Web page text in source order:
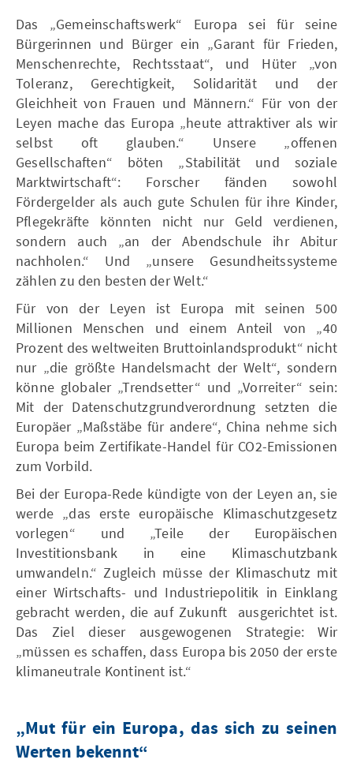
Das „Gemeinschaftswerk“ Europa sei für seine
Bürgerinnen und Bürger ein „Garant für Frieden,
Menschenrechte, Rechtsstaat“, und Hüter „von
Toleranz, Gerechtigkeit, Solidarität und der
Gleichheit von Frauen und Männern.“ Für von der
Leyen mache das Europa „heute attraktiver als wir
selbst oft glauben.“ Unsere „offenen
Gesellschaften“ böten „Stabilität und soziale
Marktwirtschaft“: Forscher fänden sowohl
Fördergelder als auch gute Schulen für ihre Kinder,
Pflegekräfte könnten nicht nur Geld verdienen,
sondern auch „an der Abendschule ihr Abitur
nachholen.“ Und „unsere Gesundheitssysteme
zählen zu den besten der Welt.“
Für von der Leyen ist Europa mit seinen 500
Millionen Menschen und einem Anteil von „40
Prozent des weltweiten Bruttoinlandsprodukt“ nicht
nur „die größte Handelsmacht der Welt“, sondern
könne globaler „Trendsetter“ und „Vorreiter“ sein:
Mit der Datenschutzgrundverordnung setzten die
Europäer „Maßstäbe für andere“, China nehme sich
Europa beim Zertifikate-Handel für CO2-Emissionen
zum Vorbild.
Bei der Europa-Rede kündigte von der Leyen an, sie
werde „das erste europäische Klimaschutzgesetz
vorlegen“ und „Teile der Europäischen
Investitionsbank in eine Klimaschutzbank
umwandeln.“ Zugleich müsse der Klimaschutz mit
einer Wirtschafts- und Industriepolitik in Einklang
gebracht werden, die auf Zukunft ausgerichtet ist.
Das Ziel dieser ausgewogenen Strategie: Wir
„müssen es schaffen, dass Europa bis 2050 der erste
klimaneutrale Kontinent ist.“
„Mut für ein Europa, das sich zu seinen
Werten bekennt“